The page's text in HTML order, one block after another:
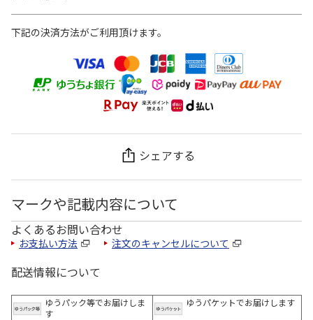
下記の決済方法がご利用頂けます。
シェアする
マークや記載内容について
よくあるお問い合わせ
お支払い方法 注文のキャンセルについて
配送情報について
ゆうパック等でお届けしま
す
ゆうパケットでお届けします